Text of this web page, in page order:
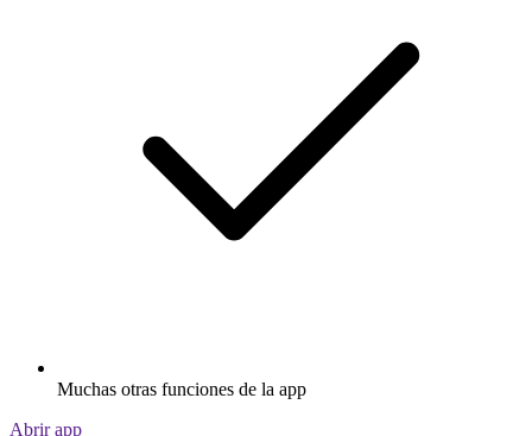
Muchas otras funciones de la app
Abrir app